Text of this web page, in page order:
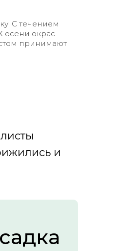
С течением
осени окрас
принимают
и